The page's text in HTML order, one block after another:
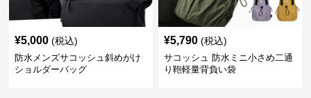
¥5,000 (税込)
防水メンズサコッシュ斜めがけ
ショルダーバッグ
¥5,790 (税込)
サコッシュ 防水ミニ小さめ二通
り鞄軽量背負い袋